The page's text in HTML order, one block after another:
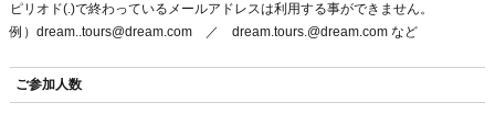
ピリオド(.)で終わっているメールアドレスは利用する事ができません。
例）dream..tours@dream.com ／ dream.tours.@dream.com など
ご参加人数